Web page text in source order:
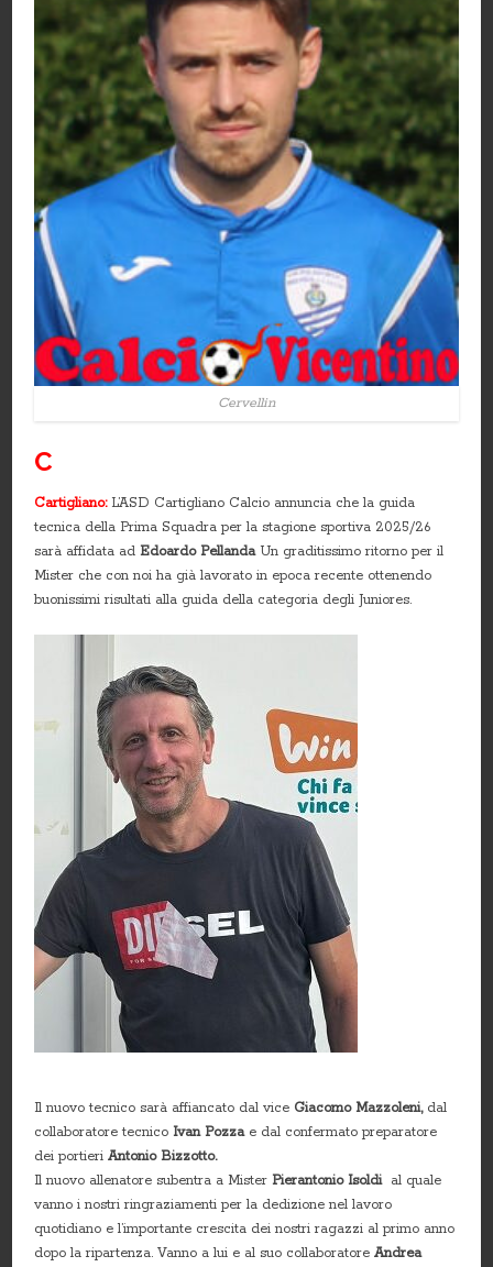
Cervellin
C
Cartigliano: L’ASD Cartigliano Calcio annuncia che la guida
tecnica della Prima Squadra per la stagione sportiva 2025/26
sarà affidata ad Edoardo Pellanda Un graditissimo ritorno per il
Mister che con noi ha già lavorato in epoca recente ottenendo
buonissimi risultati alla guida della categoria degli Juniores.
Il nuovo tecnico sarà affiancato dal vice Giacomo Mazzoleni,dal
collaboratore tecnico Ivan Pozzae dal confermato preparatore
dei portieriAntonio Bizzotto.
Il nuovo allenatore subentra a MisterPierantonio Isoldial quale
vanno i nostri ringraziamenti per la dedizione nel lavoro
quotidiano e l’importante crescita dei nostri ragazzi al primo anno
dopo la ripartenza. Vanno a lui e al suo collaboratoreAndrea